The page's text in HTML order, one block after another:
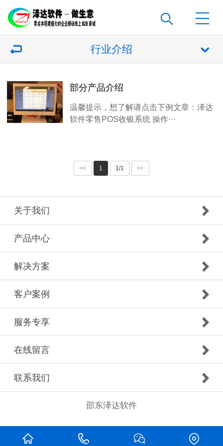
行业介绍
部分产品介绍
温馨提示，想了解请点击下例文章：泽达
软件零售POS收银系统 操作···
<< 1 1/1 >>
关于我们
产品中心
解决方案
客户案例
服务专享
在线留言
联系我们
邵东泽达软件